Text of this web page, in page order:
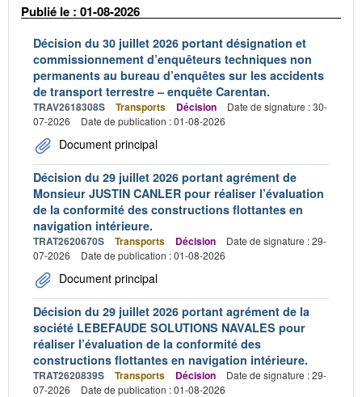
Publié le : 01-08-2026
Décision du 30 juillet 2026 portant désignation et
commissionnement d’enquêteurs techniques non
permanents au bureau d’enquêtes sur les accidents
de transport terrestre – enquête Carentan.
TRAV2618308S Transports Décision
Date de signature : 30-
07-2026
Date de publication : 01-08-2026
Document principal
Décision du 29 juillet 2026 portant agrément de
Monsieur JUSTIN CANLER pour réaliser l’évaluation
de la conformité des constructions flottantes en
navigation intérieure.
TRAT2620670S Transports Décision
Date de signature : 29-
07-2026
Date de publication : 01-08-2026
Document principal
Décision du 29 juillet 2026 portant agrément de la
société LEBEFAUDE SOLUTIONS NAVALES pour
réaliser l’évaluation de la conformité des
constructions flottantes en navigation intérieure.
TRAT2620839S Transports Décision
Date de signature : 29-
07-2026
Date de publication : 01-08-2026